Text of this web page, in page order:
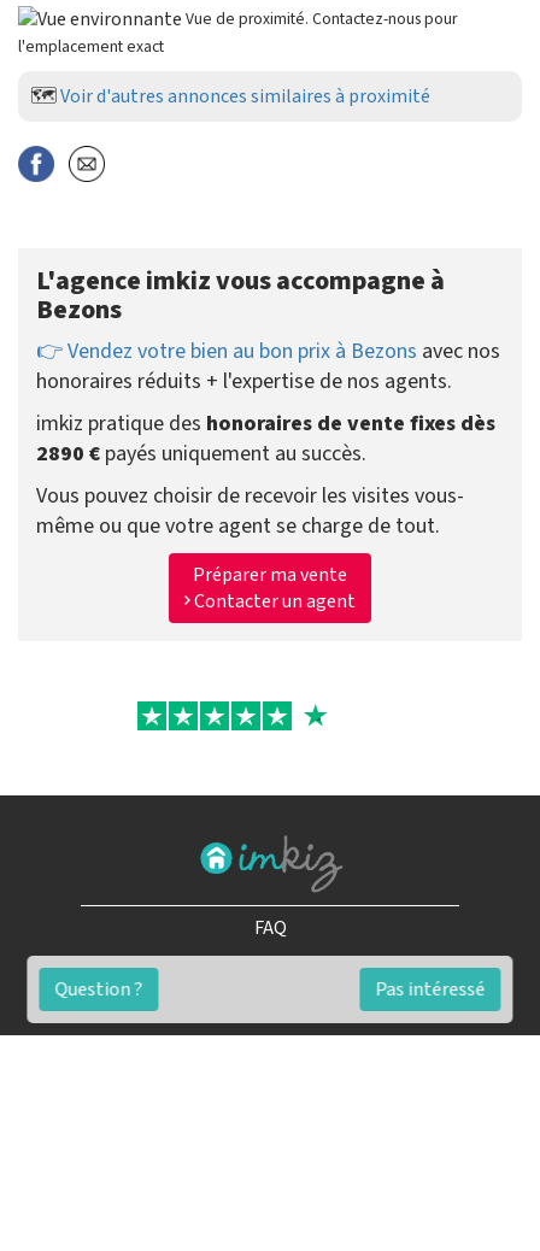
Vue de proximité. Contactez-nous pour
l'emplacement exact
🗺️Voir d'autres annonces similaires à proximité
Question ? Pas intéressé
L'agence imkiz vous accompagne à
Bezons
👉 Vendez votre bien au bon prix à Bezons avec nos
honoraires réduits + l'expertise de nos agents.
imkiz pratique des honoraires de vente fixes dès
2890 € payés uniquement au succès.
Vous pouvez choisir de recevoir les visites vous-
même ou que votre agent se charge de tout.
Préparer ma vente
Contacter un agent
FAQ